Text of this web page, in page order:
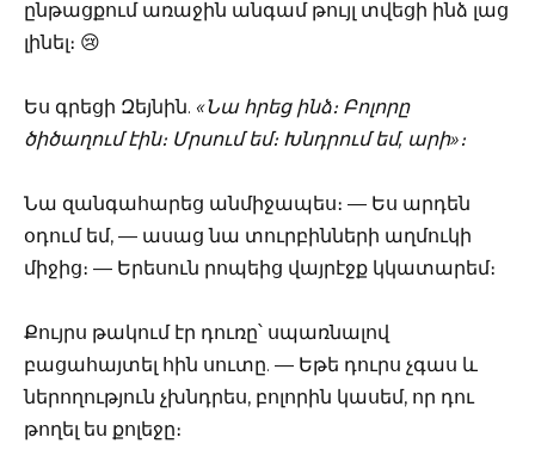
ընթացքում առաջին անգամ թույլ տվեցի ինձ լաց
լինել։ 😢
Ես գրեցի Զեյնին. «Նա հրեց ինձ։ Բոլորը
ծիծաղում էին։ Մրսում եմ։ Խնդրում եմ, արի»։
Նա զանգահարեց անմիջապես։ — Ես արդեն
օդում եմ, — ասաց նա տուրբինների աղմուկի
միջից։ — Երեսուն րոպեից վայրէջք կկատարեմ։
Քույրս թակում էր դուռը՝ սպառնալով
բացահայտել հին սուտը. — Եթե դուրս չգաս և
ներողություն չխնդրես, բոլորին կասեմ, որ դու
թողել ես քոլեջը։